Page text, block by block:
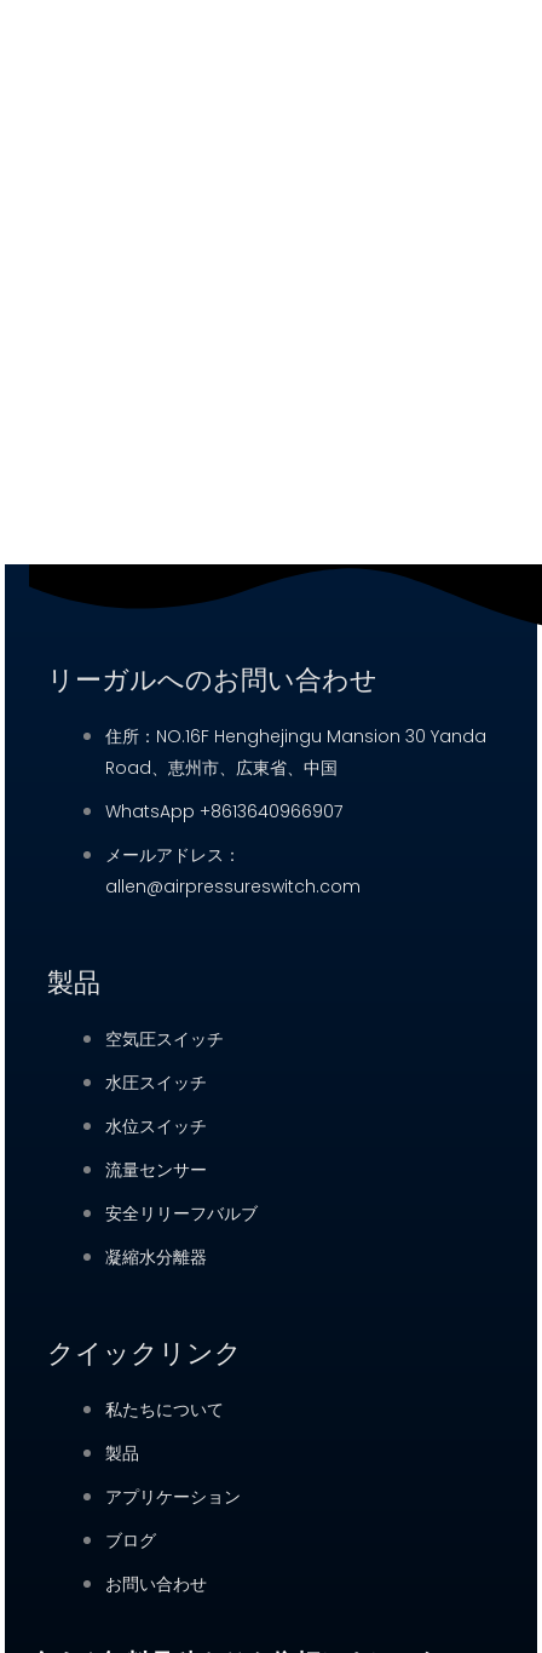
リーガルへのお問い合わせ
住所：NO.16F Henghejingu Mansion 30 Yanda
Road、恵州市、広東省、中国
WhatsApp +8613640966907
メールアドレス：
allen@airpressureswitch.com
製品
空気圧スイッチ
水圧スイッチ
水位スイッチ
流量センサー
安全リリーフバルブ
凝縮水分離器
クイックリンク
私たちについて
製品
アプリケーション
ブログ
お問い合わせ